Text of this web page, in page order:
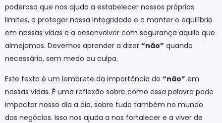
poderosa que nos ajuda a estabelecer nossos próprios
limites, a proteger nossa integridade e a manter o equilíbrio
em nossas vidas e a desenvolver com segurança aquilo que
almejamos. Devemos aprender a dizer “não” quando
necessário, sem medo ou culpa.
Este texto é um lembrete da importância do “não” em
nossas vidas. É uma reflexão sobre como essa palavra pode
impactar nosso dia a dia, sobre tudo também no mundo
dos negócios. Isso nos ajuda a nos fortalecer e a viver de